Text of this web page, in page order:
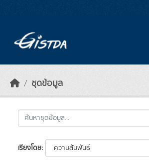
ชุดข้อมูล
เรียงโดย